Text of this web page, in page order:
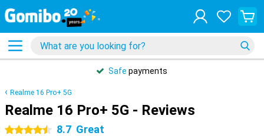
Safe payments
Realme 16 Pro+ 5G
Realme 16 Pro+ 5G - Reviews
4.5 stars 8.7 Great